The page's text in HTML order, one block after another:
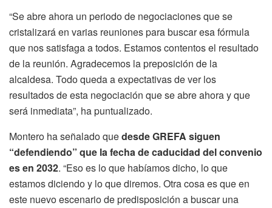
“Se abre ahora un periodo de negociaciones que se
cristalizará en varias reuniones para buscar esa fórmula
que nos satisfaga a todos. Estamos contentos el resultado
de la reunión. Agradecemos la preposición de la
alcaldesa. Todo queda a expectativas de ver los
resultados de esta negociación que se abre ahora y que
será inmediata”, ha puntualizado.
Montero ha señalado quedesde GREFA siguen
“defendiendo” que la fecha de caducidad del convenio
es en 2032. “Eso es lo que habíamos dicho, lo que
estamos diciendo y lo que diremos. Otra cosa es que en
este nuevo escenario de predisposición a buscar una